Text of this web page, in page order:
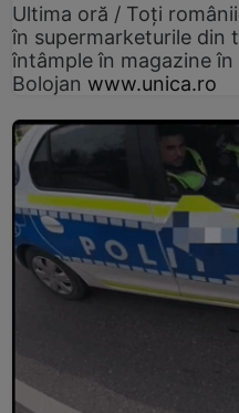
Ultima oră / Toți
în supermarketurile din
întâmple în magazine
Bolojan www.unica.ro